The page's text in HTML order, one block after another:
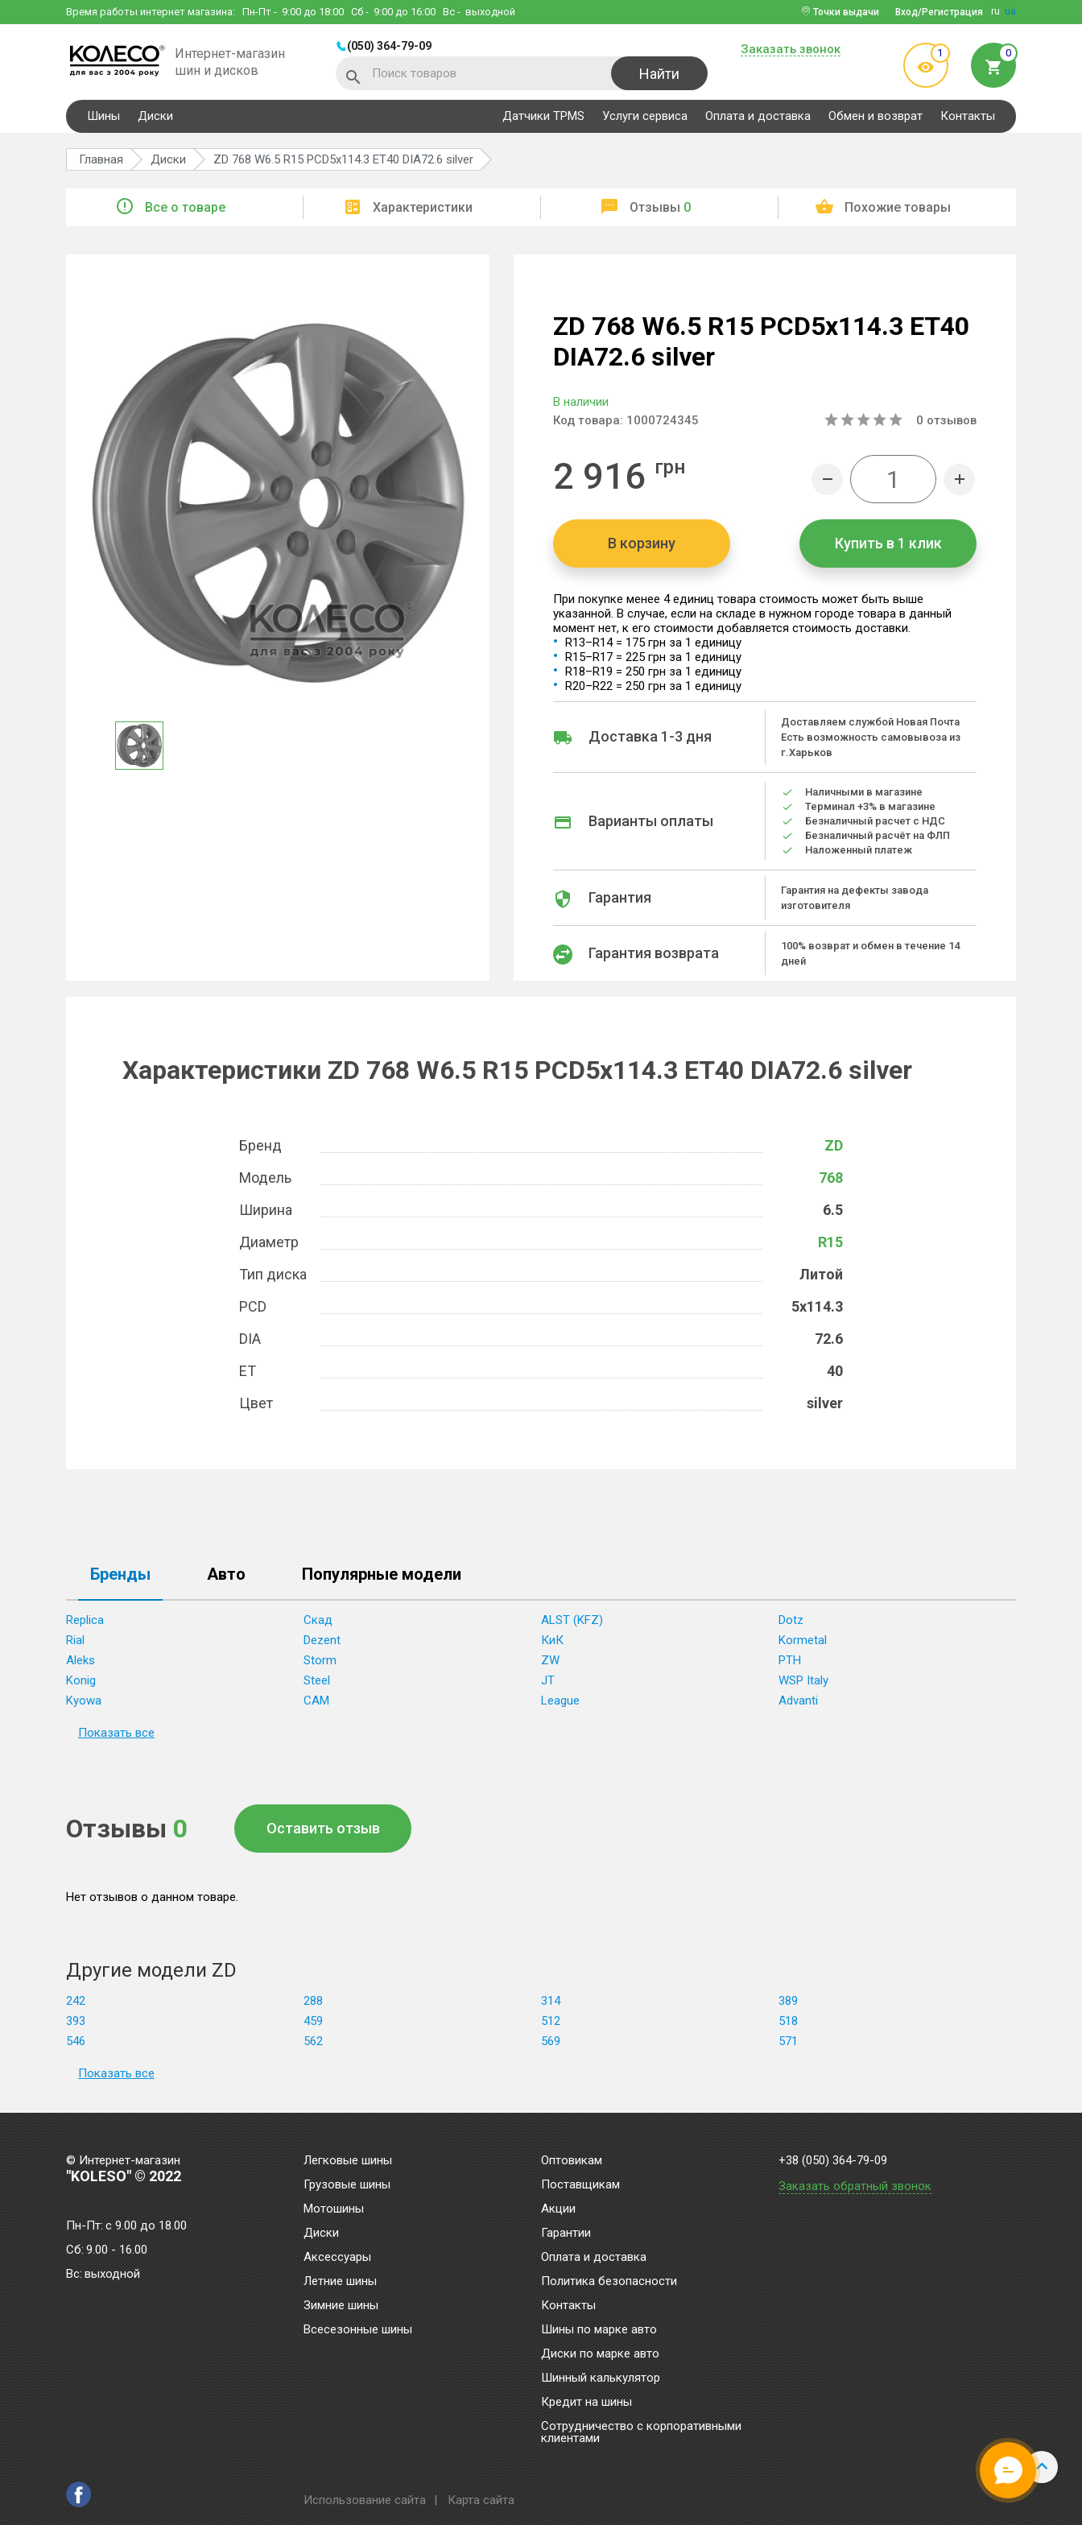
Время работы интернет магазина: Пн-Пт - 9:00 до 18:00 Сб - 9:00 до 16:00 Вс - выходной ru ua
Вход/Регистрация
Точки выдачи
Интернет-магазин
шин и дисков
(050) 364-79-09
Найти
Заказать звонок 1 0
Шины Диски Датчики TPMS Услуги сервиса Оплата и доставка Обмен и возврат Контакты
Главная Диски ZD 768 W6.5 R15 PCD5x114.3 ET40 DIA72.6 silver
Все о товаре Характеристики Отзывы 0 Похожие товары
ZD 768 W6.5 R15 PCD5x114.3 ET40
DIA72.6 silver
В наличии
Код товара: 1000724345 0 отзывов
2 916 грн
В корзину Купить в 1 клик
При покупке менее 4 единиц товара стоимость может быть выше
указанной. В случае, если на складе в нужном городе товара в данный
момент нет, к его стоимости добавляется стоимость доставки.
R13–R14 = 175 грн за 1 единицу
R15–R17 = 225 грн за 1 единицу
R18–R19 = 250 грн за 1 единицу
R20–R22 = 250 грн за 1 единицу
Доставка 1-3 дня
Доставляем службой Новая Почта
Есть возможность самовывоза из
г.Харьков
Варианты оплаты
Наличными в магазине
Терминал +3% в магазине
Безналичный расчет с НДС
Безналичный расчёт на ФЛП
Наложенный платеж
Гарантия
Гарантия на дефекты завода
изготовителя
Гарантия возврата
100% возврат и обмен в течение 14
дней
Характеристики ZD 768 W6.5 R15 PCD5x114.3 ET40 DIA72.6 silver
Бренд
ZD
Модель
768
Ширина
6.5
Диаметр
R15
Тип диска
Литой
PCD
5x114.3
DIA
72.6
ET
40
Цвет
silver
Бренды Авто Популярные модели
Replica Скад ALST (KFZ)
Dotz
Rial
Dezent КиК
Kormetal
Aleks
Storm ZW
PTH
Konig
Steel JT
WSP Italy
Kyowa
CAM League Advanti
Показать все
Отзывы 0 Оставить отзыв
Нет отзывов о данном товаре.
Другие модели ZD
242 288 314
389
393
459 512
518
546
562 569 571
Показать все
© Интернет-магазин
"KOLESO" © 2022
Пн-Пт:с 9.00 до 18.00
Сб: 9.00 - 16.00
Bc: выходной
Легковые шины
Грузовые шины
Мотошины
Диски
Аксессуары
Летние шины
Зимние шины
Всесезонные шины
Оптовикам
Поставщикам
Акции
Гарантии
Оплата и доставка
Политика безопасности
Контакты
Шины по марке авто
Диски по марке авто
Шинный калькулятор
Кредит на шины
Сотрудничество с корпоративными
клиентами
+38 (050) 364-79-09
Заказать обратный звонок
Использование сайта | Карта сайта